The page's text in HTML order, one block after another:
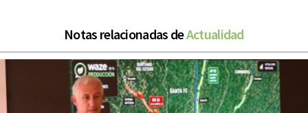
Notas relacionadas deActualidad